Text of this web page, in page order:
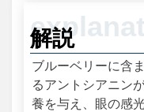
解説
ブルーベリーに含
るアントシアニン
養を与え、眼の感